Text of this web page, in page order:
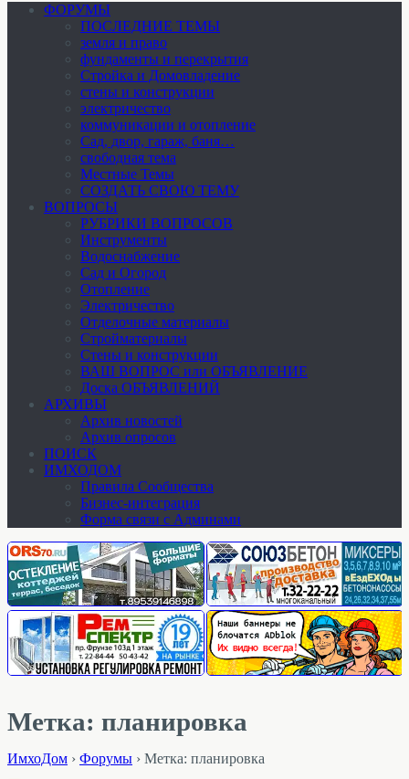
ФОРУМЫ
ПОСЛЕДНИЕ ТЕМЫ
земля и право
фундаменты и перекрытия
Стройка и Домовладение
стены и конструкции
электричество
коммуникации и отопление
Cад, двор, гараж, баня…
свободная тема
Местные Темы
СОЗДАТЬ СВОЮ ТЕМУ
ВОПРОСЫ
РУБРИКИ ВОПРОСОВ
Инструменты
Водоснабжение
Сад и Огород
Отопление
Электричество
Отделочные материалы
Стройматериалы
Стены и конструкции
ВАШ ВОПРОС или ОБЪЯВЛЕНИЕ
Доска ОБЪЯВЛЕНИЙ
АРХИВЫ
Архив новостей
Архив опросов
ПОИСК
ИМХОДОМ
Правила Сообщества
Бизнес-интеграция
Форма связи с Админами
Метка: планировка
ИмхоДом › Форумы › Метка: планировка